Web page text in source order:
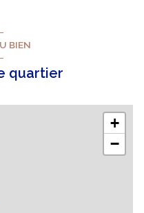
BIEN
quartier
+
−